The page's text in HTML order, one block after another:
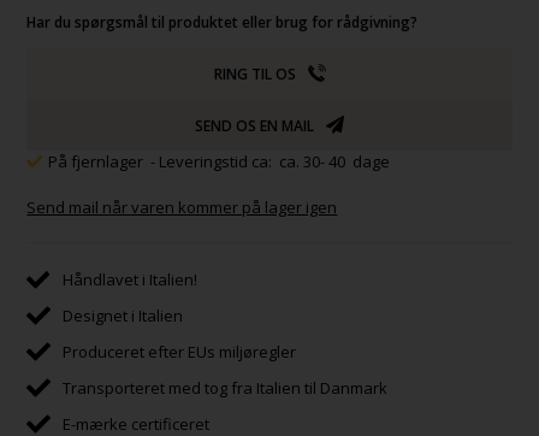
Har du spørgsmål til produktet eller brug for rådgivning?
RING TIL OS
SEND OS EN MAIL
På fjernlager - Leveringstid ca: ca. 30- 40 dage
Send mail når varen kommer på lager igen
Håndlavet i Italien!
Designet i Italien
Produceret efter EUs miljøregler
Transporteret med tog fra Italien til Danmark
E-mærke certificeret